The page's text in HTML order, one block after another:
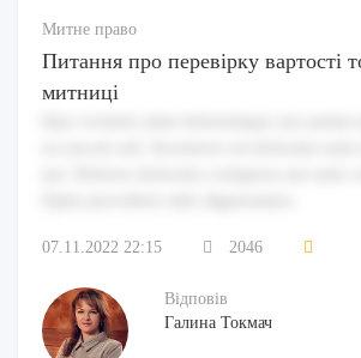
Митне право
Питання про перевірку вартості
митниці
07.11.2022 22:15 2046
Відповів
Галина Токмач